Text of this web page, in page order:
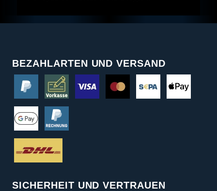
BEZAHLARTEN UND VERSAND
SICHERHEIT UND VERTRAUEN